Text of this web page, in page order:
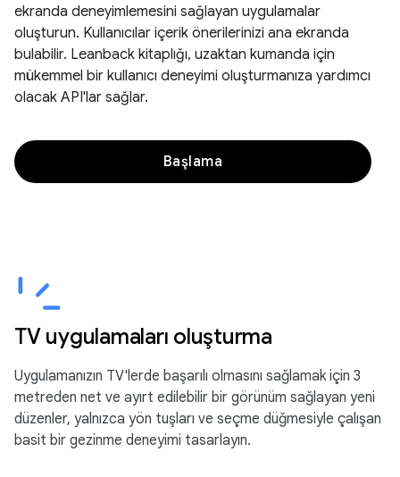
ekranda deneyimlemesini sağlayan uygulamalar
oluşturun. Kullanıcılar içerik önerilerinizi ana ekranda
bulabilir. Leanback kitaplığı, uzaktan kumanda için
mükemmel bir kullanıcı deneyimi oluşturmanıza yardımcı
olacak API'lar sağlar.
Başlama
TV uygulamaları oluşturma
Uygulamanızın TV'lerde başarılı olmasını sağlamak için 3
metreden net ve ayırt edilebilir bir görünüm sağlayan yeni
düzenler, yalnızca yön tuşları ve seçme düğmesiyle çalışan
basit bir gezinme deneyimi tasarlayın.